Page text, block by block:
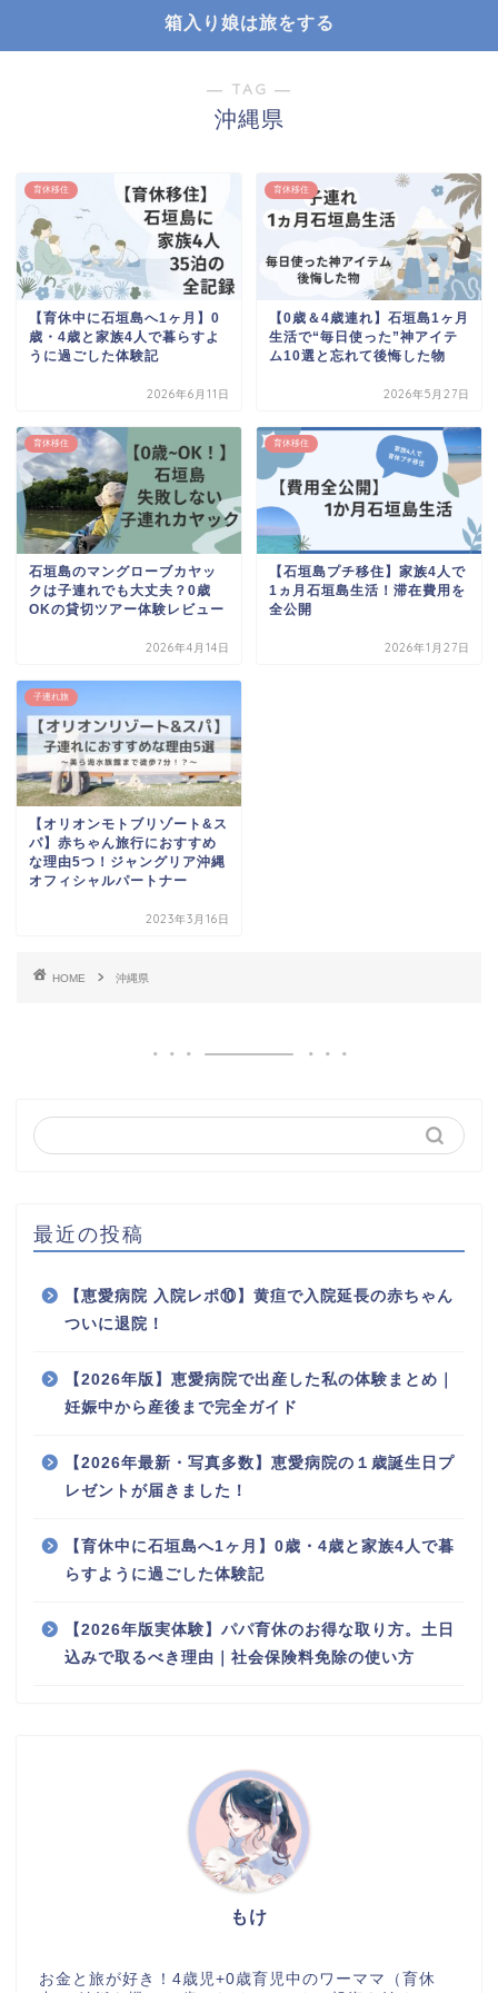
箱入り娘は旅をする
― TAG ―
沖縄県
育休移住
【育休中に石垣島へ1ヶ月】0
歳・4歳と家族4人で暮らすよ
うに過ごした体験記
2026年6月11日
育休移住
【0歳＆4歳連れ】石垣島1ヶ月
生活で“毎日使った”神アイテ
ム10選と忘れて後悔した物
2026年5月27日
育休移住
石垣島のマングローブカヤッ
クは子連れでも大丈夫？0歳
OKの貸切ツアー体験レビュー
2026年4月14日
育休移住
【石垣島プチ移住】家族4人で
1ヵ月石垣島生活！滞在費用を
全公開
2026年1月27日
子連れ旅
【オリオンモトブリゾート&ス
パ】赤ちゃん旅行におすすめ
な理由5つ！ジャングリア沖縄
オフィシャルパートナー
2023年3月16日
HOME 沖縄県
最近の投稿
【恵愛病院 入院レポ⑩】黄疸で入院延長の赤ちゃん
ついに退院！
【2026年版】恵愛病院で出産した私の体験まとめ｜
妊娠中から産後まで完全ガイド
【2026年最新・写真多数】恵愛病院の１歳誕生日プ
レゼントが届きました！
【育休中に石垣島へ1ヶ月】0歳・4歳と家族4人で暮
らすように過ごした体験記
【2026年版実体験】パパ育休のお得な取り方。土日
込みで取るべき理由｜社会保険料免除の使い方
もけ
お金と旅が好き！4歳児+0歳育児中のワーママ（育休